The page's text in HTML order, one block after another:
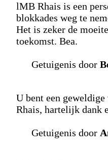
lMB Rhais is een
blokkades weg te
Het is zeker de
toekomst. Bea.
Getuigenis door
U bent een
Rhais, hartelijk dank
Getuigenis door